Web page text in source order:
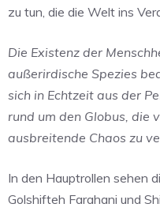
zu tun, die die Welt ins
Die Existenz der
außerirdische Spezies
sich in Echtzeit aus der
rund um den Globus, die
ausbreitende Chaos zu
In den Hauptrollen sehen
Golshifteh Farahani und